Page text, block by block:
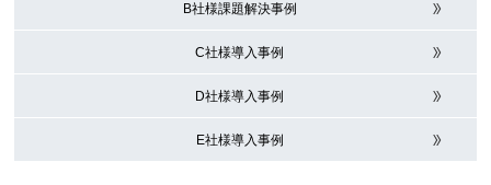
B社様課題解決事例
C社様導入事例
D社様導入事例
E社様導入事例